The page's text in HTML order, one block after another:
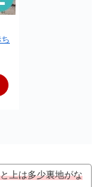
上は多少裏地がな